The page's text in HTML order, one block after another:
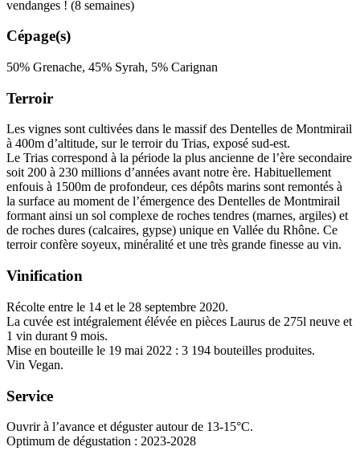
vendanges ! (8 semaines)
Cépage(s)
50% Grenache, 45% Syrah, 5% Carignan
Terroir
Les vignes sont cultivées dans le massif des Dentelles de Montmirail
à 400m d’altitude, sur le terroirdu Trias, exposé sud-est.
Le Trias correspond à la période la plus ancienne de l’ère secondaire
soit 200 à 230 millions d’années avant notre ère. Habituellement
enfouis à 1500m de profondeur, ces dépôts marins sont remontés à
la surface au moment de l’émergence des Dentelles de Montmirail
formant ainsi un sol complexe de roches tendres (marnes, argiles) et
de roches dures (calcaires, gypse) unique en Vallée du Rhône. Ce
terroir confère soyeux, minéralité et une très grande finesse au vin.
Vinification
Récolte entre le 14 et le 28 septembre 2020.
La cuvée est intégralement élévée en pièces Laurus de 275l neuve et
1 vin durant 9 mois.
Mise en bouteille le 19 mai 2022 : 3 194 bouteilles produites.
Vin Vegan.
Service
Ouvrir à l’avance et déguster autour de 13-15°C.
Optimum de dégustation : 2023-2028